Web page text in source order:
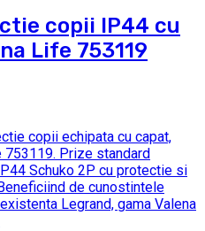
copii IP44 cu
Life 753119
copii echipata cu capat,
753119. Prize standard
Schuko 2P cu protectie si
de cunostintele
Legrand, gama Valena